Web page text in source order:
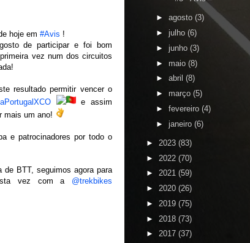
hoje em #Avis !
de participar e foi bom
vez num dos circuitos
resultado permitir vencer o
e assim
mais um ano!
e patrocinadores por todo o
de BTT, seguimos agora para
vez com a @trekbikes
► agosto (3)
► julho (6)
► junho (3)
► maio (8)
► abril (8)
► março (5)
► fevereiro (4)
► janeiro (6)
► 2023 (83)
► 2022 (70)
► 2021 (59)
► 2020 (26)
► 2019 (75)
► 2018 (73)
► 2017 (37)